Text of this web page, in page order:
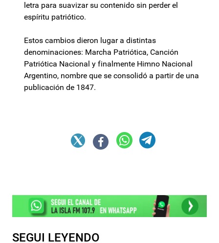
letra para suavizar su contenido sin perder el
espíritu patriótico.
Estos cambios dieron lugar a distintas
denominaciones: Marcha Patriótica, Canción
Patriótica Nacional y finalmente Himno Nacional
Argentino, nombre que se consolidó a partir de una
publicación de 1847.
SEGUI LEYENDO